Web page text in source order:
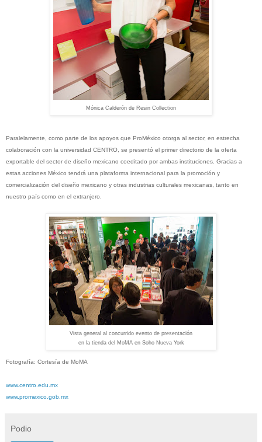
Mónica Calderón de Resin Collection
Paralelamente, como parte de los apoyos que ProMéxico otorga al sector, en estrecha
colaboración con la universidad CENTRO, se presentó el primer directorio de la oferta
exportable del sector de diseño mexicano coeditado por ambas instituciones. Gracias a
estas acciones México tendrá una plataforma internacional para la promoción y
comercialización del diseño mexicano y otras industrias culturales mexicanas, tanto en
nuestro país como en el extranjero.
Vista general al concurrido evento de presentación
en la tienda del MoMA en Soho Nueva York
Fotografía: Cortesía de MoMA
www.centro.edu.mx
www.promexico.gob.mx
Podio